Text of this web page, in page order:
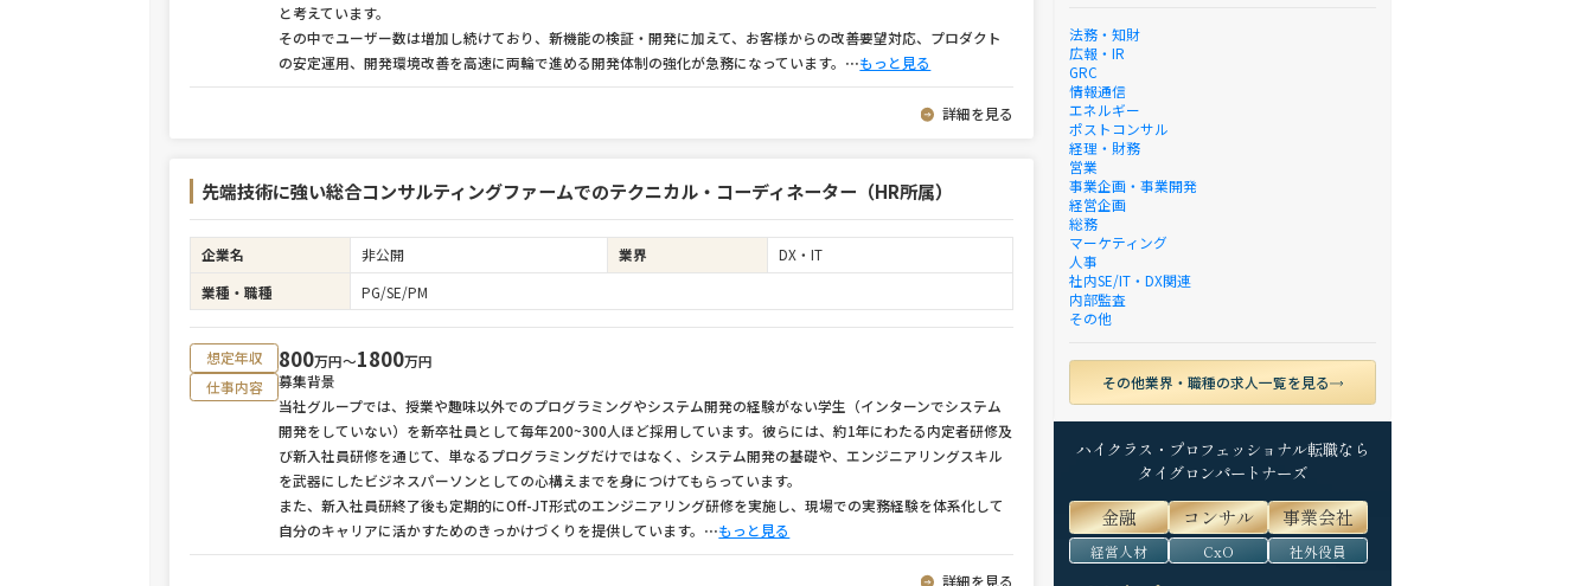
と考えています。
その中でユーザー数は増加し続けており、新機能の検証・開発に加えて、お客様からの改善要望対応、プロダクト
の安定運用、開発環境改善を高速に両輪で進める開発体制の強化が急務になっています。 ⋯もっと見る
詳細を見る
先端技術に強い総合コンサルティングファームでのテクニカル・コーディネーター（HR所属）
企業名 非公開 業界
DX・IT
業種・職種
PG/SE/PM
想定年収 800万円〜1800万円
仕事内容
募集背景
当社グループでは、授業や趣味以外でのプログラミングやシステム開発の経験がない学生（インターンでシステム
開発をしていない）を新卒社員として毎年200~300人ほど採用しています。彼らには、約1年にわたる内定者研修及
び新入社員研修を通じて、単なるプログラミングだけではなく、システム開発の基礎や、エンジニアリングスキル
を武器にしたビジネスパーソンとしての心構えまでを身につけてもらっています。
また、新入社員研終了後も定期的にOff-JT形式のエンジニアリング研修を実施し、現場での実務経験を体系化して
自分のキャリアに活かすためのきっかけづくりを提供しています。 ⋯もっと見る
詳細を見る
法務・知財
広報・IR
GRC
情報通信
エネルギー
ポストコンサル
経理・財務
営業
事業企画・事業開発
経営企画
総務
マーケティング
人事
社内SE/IT・DX関連
内部監査
その他
その他業界・職種の求人一覧を見る
ハイクラス・プロフェッショナル転職なら
タイグロンパートナーズ
金融 コンサル 事業会社
経営人材 CxO 社外役員